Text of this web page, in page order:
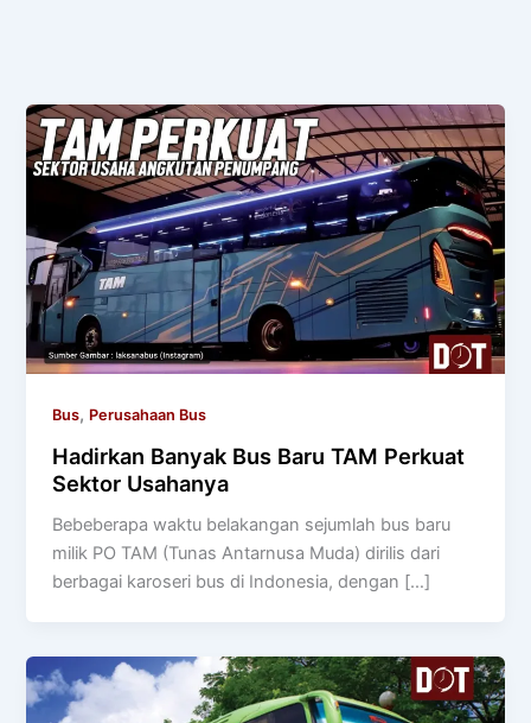
Bus, Perusahaan Bus
Hadirkan Banyak Bus Baru TAM Perkuat
Sektor Usahanya
Bebeberapa waktu belakangan sejumlah bus baru
milik PO TAM (Tunas Antarnusa Muda) dirilis dari
berbagai karoseri bus di Indonesia, dengan […]